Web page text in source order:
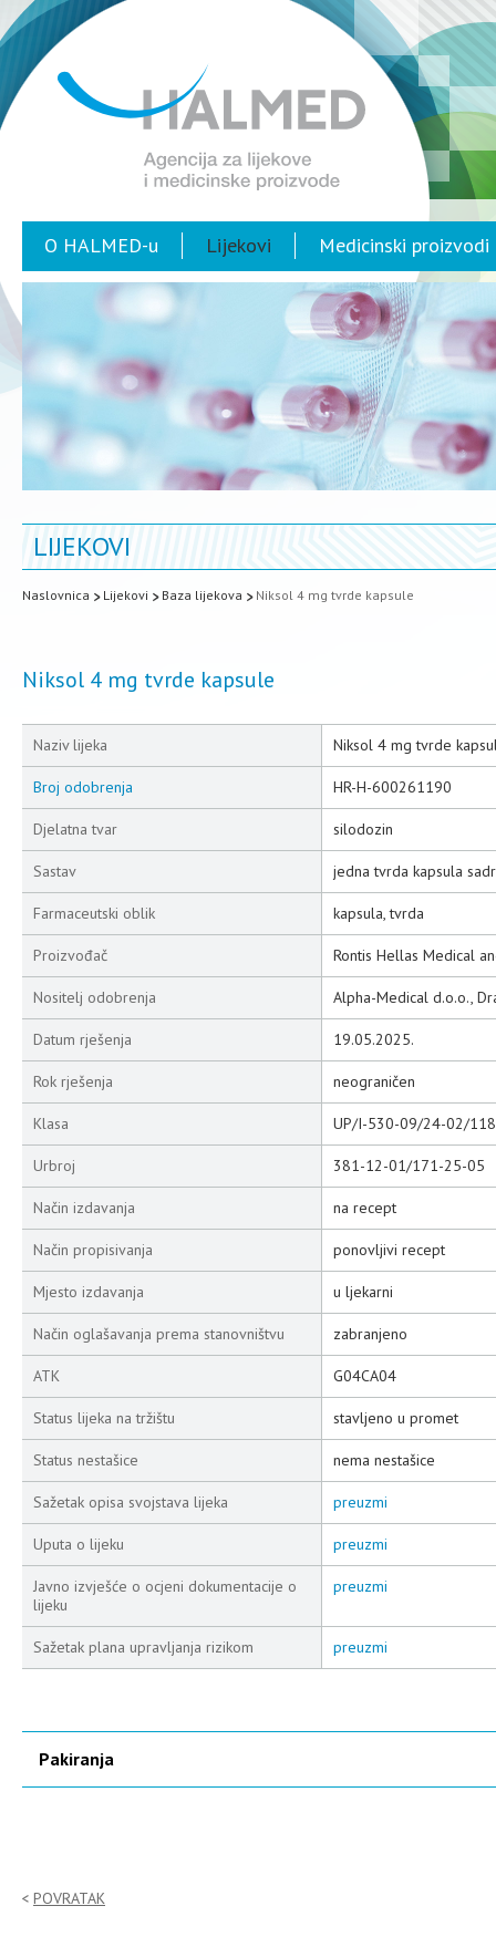
O HALMED-u Lijekovi Medicinski proizvodi
LIJEKOVI
Naslovnica Lijekovi Baza lijekova Niksol 4 mg tvrde kapsule
Niksol 4 mg tvrde kapsule
Naziv lijeka Niksol 4 mg tvrde
Broj odobrenja HR-H-600261190
Djelatna tvar silodozin
Sastav jedna tvrda kapsula
Farmaceutski oblik kapsula, tvrda
Proizvođač Rontis Hellas Medical
Nositelj odobrenja Alpha-Medical d.o.o.,
Datum rješenja 19.05.2025.
Rok rješenja neograničen
Klasa UP/I-530-09/24-02/118
Urbroj 381-12-01/171-25-05
Način izdavanja na recept
Način propisivanja ponovljivi recept
Mjesto izdavanja u ljekarni
Način oglašavanja prema stanovništvu zabranjeno
ATK G04CA04
Status lijeka na tržištu stavljeno u promet
Status nestašice nema nestašice
Sažetak opisa svojstava lijeka preuzmi
Uputa o lijeku preuzmi
Javno izvješće o ocjeni dokumentacije o
lijeku
preuzmi
Sažetak plana upravljanja rizikom preuzmi
Pakiranja
POVRATAK